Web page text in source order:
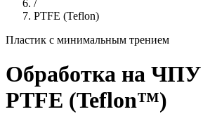
/
PTFE (Teflon)
Пластик с минимальным трением
Обработка на ЧПУ
PTFE (Teflon™)